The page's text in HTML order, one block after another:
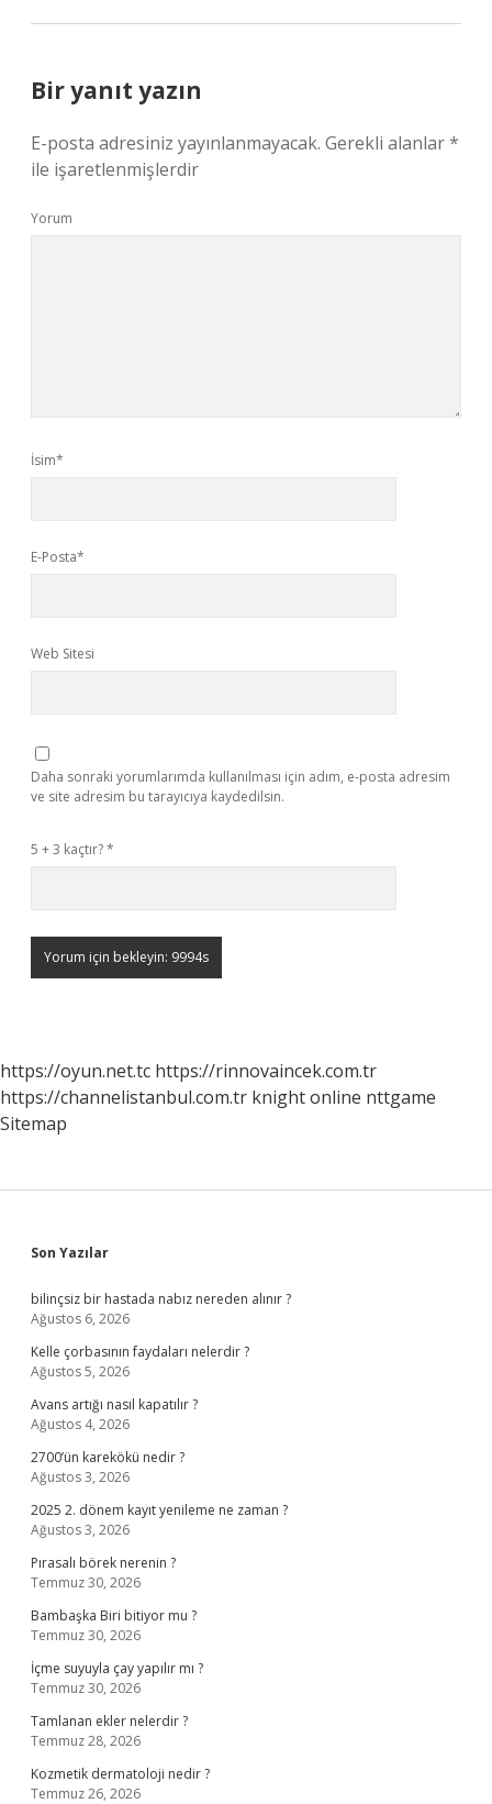
Bir yanıt yazın
E-posta adresiniz yayınlanmayacak. Gerekli alanlar*
ile işaretlenmişlerdir
Yorum
İsim*
E-Posta*
Web Sitesi
Daha sonraki yorumlarımda kullanılması için adım, e-posta adresim
ve site adresim bu tarayıcıya kaydedilsin.
5 + 3 kaçtır?*
https://oyun.net.tc https://rinnovaincek.com.tr
https://channelistanbul.com.tr knight online nttgame
Sitemap
Sidebar
Son Yazılar
bilinçsiz bir hastada nabız nereden alınır ?
Ağustos 6, 2026
Kelle çorbasının faydaları nelerdir ?
Ağustos 5, 2026
Avans artığı nasıl kapatılır ?
Ağustos 4, 2026
2700’ün karekökü nedir ?
Ağustos 3, 2026
2025 2. dönem kayıt yenileme ne zaman ?
Ağustos 3, 2026
Pırasalı börek nerenin ?
Temmuz 30, 2026
Bambaşka Biri bitiyor mu ?
Temmuz 30, 2026
İçme suyuyla çay yapılır mı ?
Temmuz 30, 2026
Tamlanan ekler nelerdir ?
Temmuz 28, 2026
Kozmetik dermatoloji nedir ?
Temmuz 26, 2026